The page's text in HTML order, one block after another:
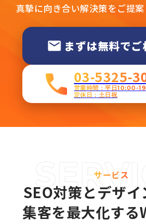
真摯に向き合い解決策をご提案
まずは無料でご
03-5325-
営業時間：平日10:00-
定休日：土日祝
サービス
SEO対策とデザイ
集客を最大化する